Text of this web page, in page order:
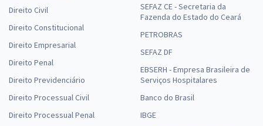
Direito Civil
Direito Constitucional
Direito Empresarial
Direito Penal
Direito Previdenciário
Direito Processual Civil
Direito Processual Penal
SEFAZ CE - Secretaria da
Fazenda do Estado do Ceará
PETROBRAS
SEFAZ DF
EBSERH - Empresa Brasileira de
Serviços Hospitalares
Banco do Brasil
IBGE